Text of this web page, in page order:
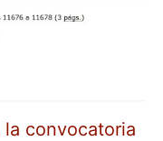
la convocatoria